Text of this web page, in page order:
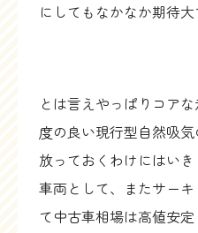
にしてもなかなか期待大
とは言えやっぱりコア
度の良い現行型自然吸
放っておくわけにはい
車両として、またサー
て中古車相場は高値安